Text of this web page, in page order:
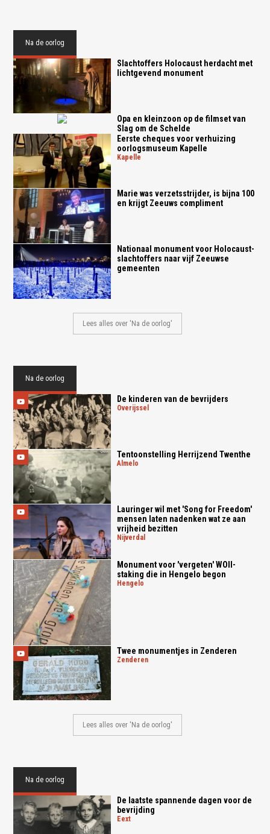
Na de oorlog
Slachtoffers Holocaust herdacht met
lichtgevend monument
Opa en kleinzoon op de filmset van
Slag om de Schelde
Eerste cheques voor verhuizing
oorlogsmuseum Kapelle
kapelle
Marie was verzetsstrijder, is bijna 100
en krijgt Zeeuws compliment
Nationaal monument voor Holocaust-
slachtoffers naar vijf Zeeuwse
gemeenten
Lees alles over 'Na de oorlog'
Na de oorlog
De kinderen van de bevrijders
overijssel
Tentoonstelling Herrijzend Twenthe
almelo
Lauringer wil met 'Song for Freedom'
mensen laten nadenken wat ze aan
vrijheid bezitten
nijverdal
Monument voor 'vergeten' WOII-
staking die in Hengelo begon
hengelo
Twee monumentjes in Zenderen
zenderen
Lees alles over 'Na de oorlog'
Na de oorlog
De laatste spannende dagen voor de
bevrijding
eext